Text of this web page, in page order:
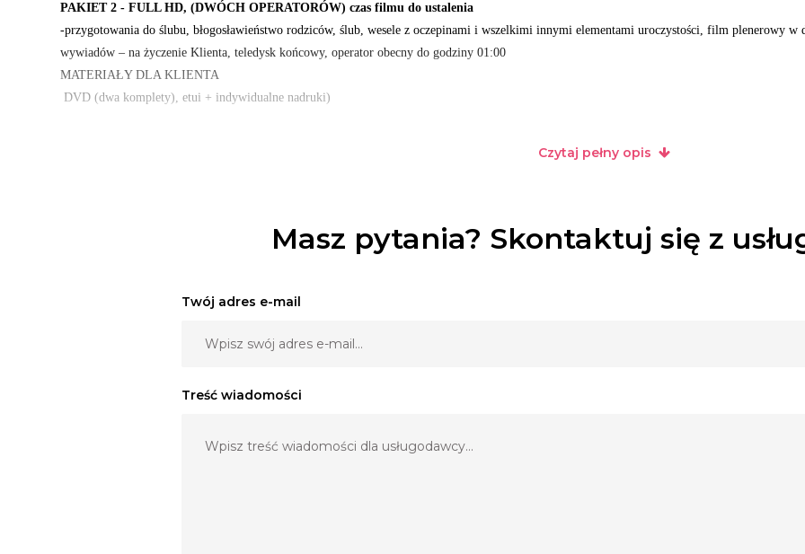
PAKIET 2 - FULL HD, (DWÓCH OPERATORÓW) czas filmu do ustalenia
-przygotowania do ślubu, błogosławieństwo rodziców, ślub, wesele z oczepinami i wszelkimi innymi elementami uroczystości, film plenerowy
wywiadów – na życzenie Klienta, teledysk końcowy, operator obecny do godziny 01:00
MATERIAŁY DLA KLIENTA
DVD (dwa komplety), etui + indywidualne nadruki)
PAKIET 4- DSLR - LUSTRZANKI FULL HD (DWÓCH OPERATORÓW), czas filmu 50-90 min. (do ustalenia)
FOTOGRAFIA OFERTA
Czytaj pełny opis
Masz pytania? Skontaktuj się z
Twój adres e-mail
Treść wiadomości